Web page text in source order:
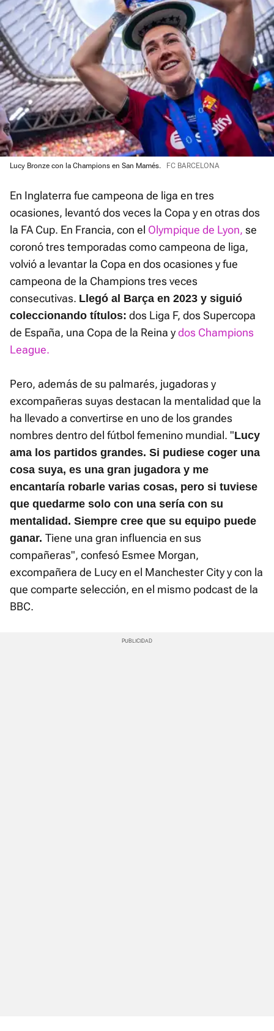
Lucy Bronze con la Champions en San Mamés. FC BARCELONA
En Inglaterra fue campeona de liga en tres
ocasiones, levantó dos veces la Copa y en otras dos
la FA Cup. En Francia, con el Olympique de Lyon, se
coronó tres temporadas como campeona de liga,
volvió a levantar la Copa en dos ocasiones y fue
campeona de la Champions tres veces
consecutivas. Llegó al Barça en 2023 y siguió
coleccionando títulos: dos Liga F, dos Supercopa
de España, una Copa de la Reina ydos Champions
League.
Pero, además de su palmarés, jugadoras y
excompañeras suyas destacan la mentalidad que la
ha llevado a convertirse en uno de los grandes
nombres dentro del fútbol femenino mundial. "Lucy
ama los partidos grandes. Si pudiese coger una
cosa suya, es una gran jugadora y me
encantaría robarle varias cosas, pero si tuviese
que quedarme solo con una sería con su
mentalidad. Siempre cree que su equipo puede
ganar. Tiene una gran influencia en sus
compañeras", confesó Esmee Morgan,
excompañera de Lucy en el Manchester City y con la
que comparte selección, en el mismo podcast de la
BBC.